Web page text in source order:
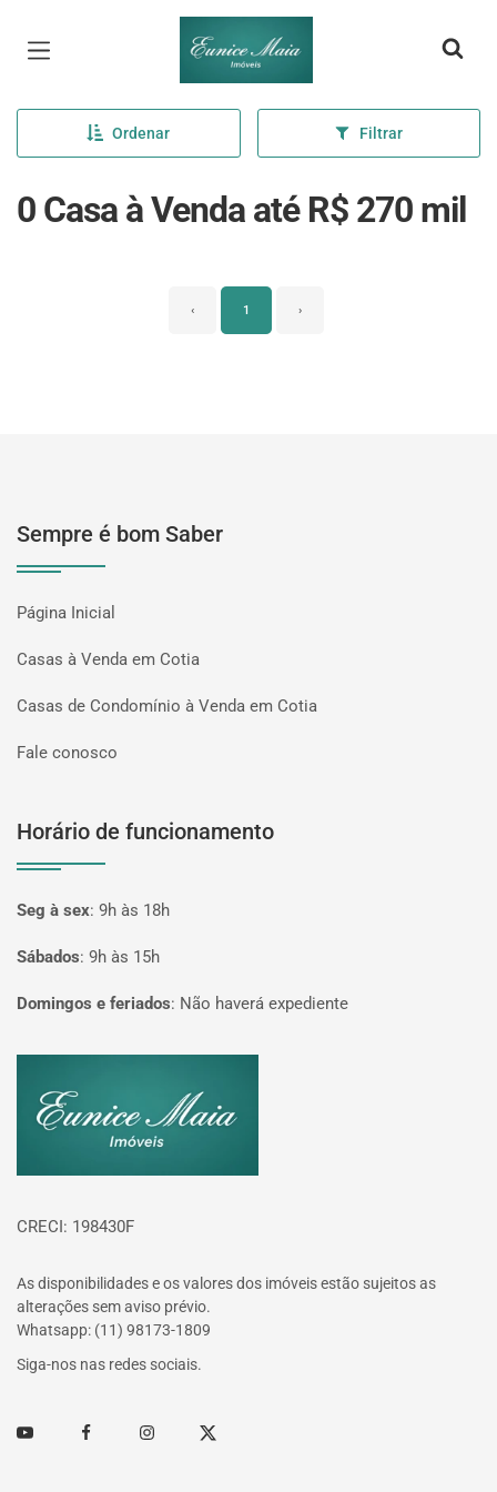
Página inicial
Ordenar Filtrar
0 Casa à Venda até R$ 270 mil
‹ 1 ›
Sempre é bom Saber
Página Inicial
Casas à Venda em Cotia
Casas de Condomínio à Venda em Cotia
Fale conosco
Horário de funcionamento
Seg à sex: 9h às 18h
Sábados: 9h às 15h
Domingos e feriados: Não haverá expediente
CRECI: 198430F
As disponibilidades e os valores dos imóveis estão sujeitos as
alterações sem aviso prévio.
Whatsapp: (11) 98173-1809
Siga-nos nas redes sociais.
Youtube FacebookInstagramTwitter